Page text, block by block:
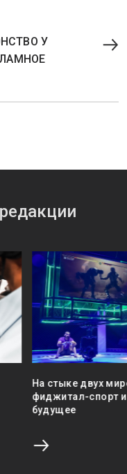
У
На стыке двух
фиджитал-спорт
будущее